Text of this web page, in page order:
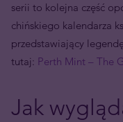
serii to kolejna część
chińskiego kalendarza
przedstawiający
tutaj: Perth Mint – The
Jak